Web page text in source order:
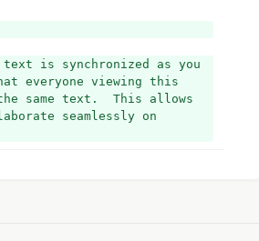
text is synchronized as you
everyone viewing this
same text.  This allows
seamlessly on